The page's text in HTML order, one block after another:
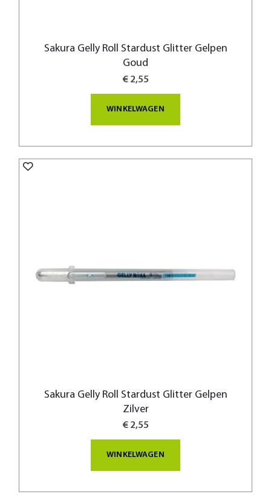
Sakura Gelly Roll Stardust Glitter Gelpen
Goud
€ 2,55
WINKELWAGEN
Sakura Gelly Roll Stardust Glitter Gelpen
Zilver
€ 2,55
WINKELWAGEN